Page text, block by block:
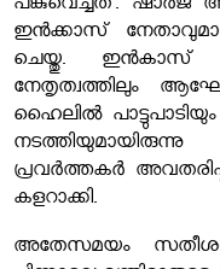
പങ്കുവെച്ചത്.
ഇൻക്കാസ്
ചെയ്തു. ഇൻകാസ്
നേതൃത്വത്തിലും
ഹൈലിൽ
പ്രവർത്തകർ
കളറാക്കി.
അതേസമയം സതീശൻ